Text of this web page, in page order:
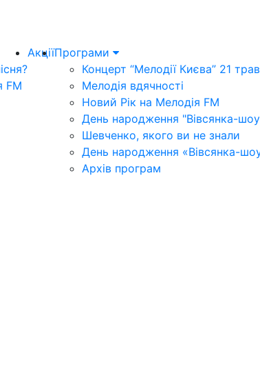
FM
АкціїПрограми
Концерт “Мелодії Києва” 21
Мелодія вдячності
Новий Рік на Мелодія FM
День народження "Вівсянка-
Шевченко, якого ви не знали
День народження «Вівсянка-
Архів програм